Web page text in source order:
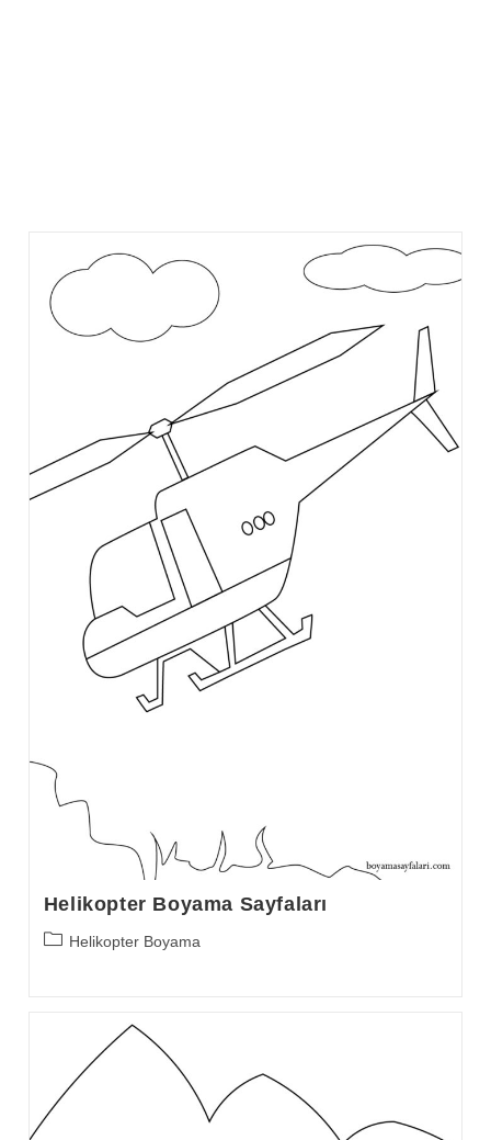
Helikopter Boyama Sayfaları
PostHelikopter Boyama